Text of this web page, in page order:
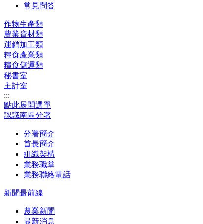
常見問答
作物生產類
農業資材類
運銷加工類
糧食產業類
糧食儲運類
秘書室
主計室
:::
點此展開選單
認識南區分署
分署簡介
首長簡介
組織架構
業務職掌
業務聯絡電話
新聞最前線
農業新聞
最新消息